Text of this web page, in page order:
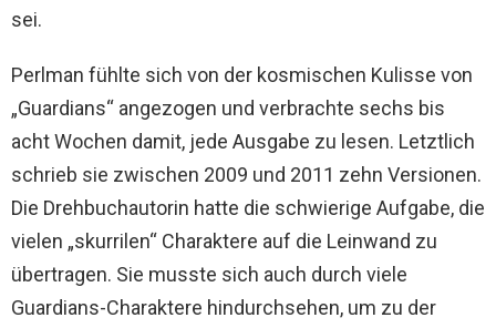
sei.
Perlman fühlte sich von der kosmischen Kulisse von
„Guardians“ angezogen und verbrachte sechs bis
acht Wochen damit, jede Ausgabe zu lesen. Letztlich
schrieb sie zwischen 2009 und 2011 zehn Versionen.
Die Drehbuchautorin hatte die schwierige Aufgabe, die
vielen „skurrilen“ Charaktere auf die Leinwand zu
übertragen. Sie musste sich auch durch viele
Guardians-Charaktere hindurchsehen, um zu der